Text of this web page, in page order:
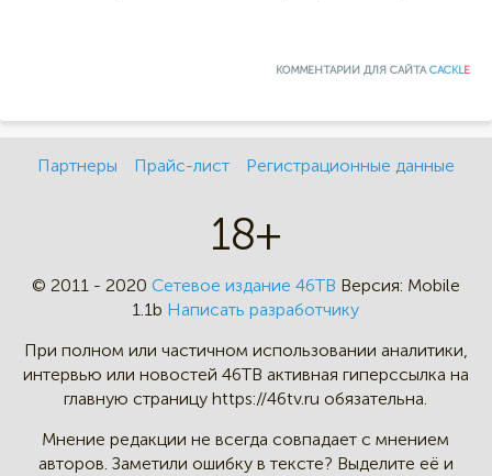
КОММЕНТАРИИ ДЛЯ САЙТАCACKLE
Партнеры Прайс-лист Регистрационные данные
18+
© 2011 - 2020 Сетевое издание 46ТВ Версия: Mobile
1.1b Написать разработчику
При полном или частичном использовании аналитики,
интервью или новостей 46TB активная гиперссылка на
главную страницу https://46tv.ru обязательна.
Мнение редакции не всегда совпадает с мнением
авторов. Заметили ошибку в тексте? Выделите её и